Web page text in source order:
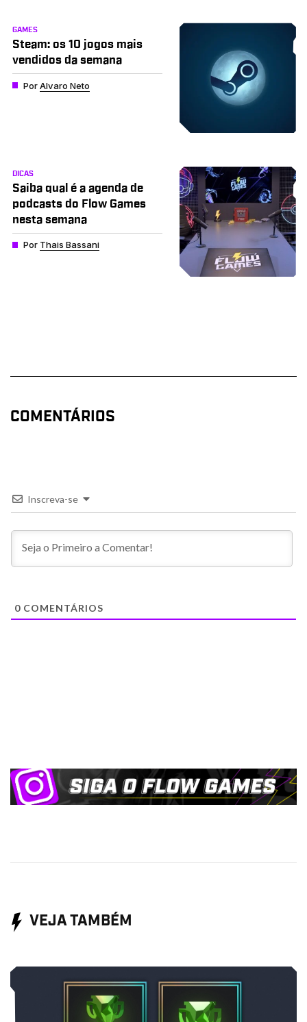
GAMES
Steam: os 10 jogos mais
vendidos da semana
PorAlvaro Neto
DICAS
Saiba qual é a agenda de
podcasts do Flow Games
nesta semana
Por Thais Bassani
COMENTÁRIOS
Inscreva-se
0 COMENTÁRIOS
VEJA TAMBÉM